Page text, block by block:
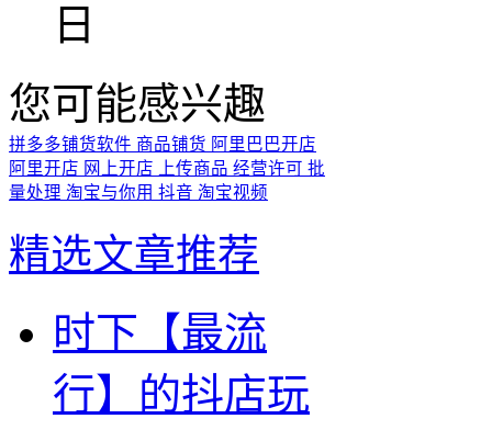
日
您可能感兴趣
拼多多铺货软件 商品铺货 阿里巴巴开店
阿里开店 网上开店 上传商品 经营许可 批
量处理 淘宝与你用 抖音 淘宝视频
精选文章推荐
时下【最流
行】的抖店玩